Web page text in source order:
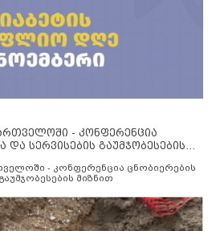
- კონფერენცია
და სერვისების გაუმჯობესების
- კონფერენცია ცნობიერების
მიზნით